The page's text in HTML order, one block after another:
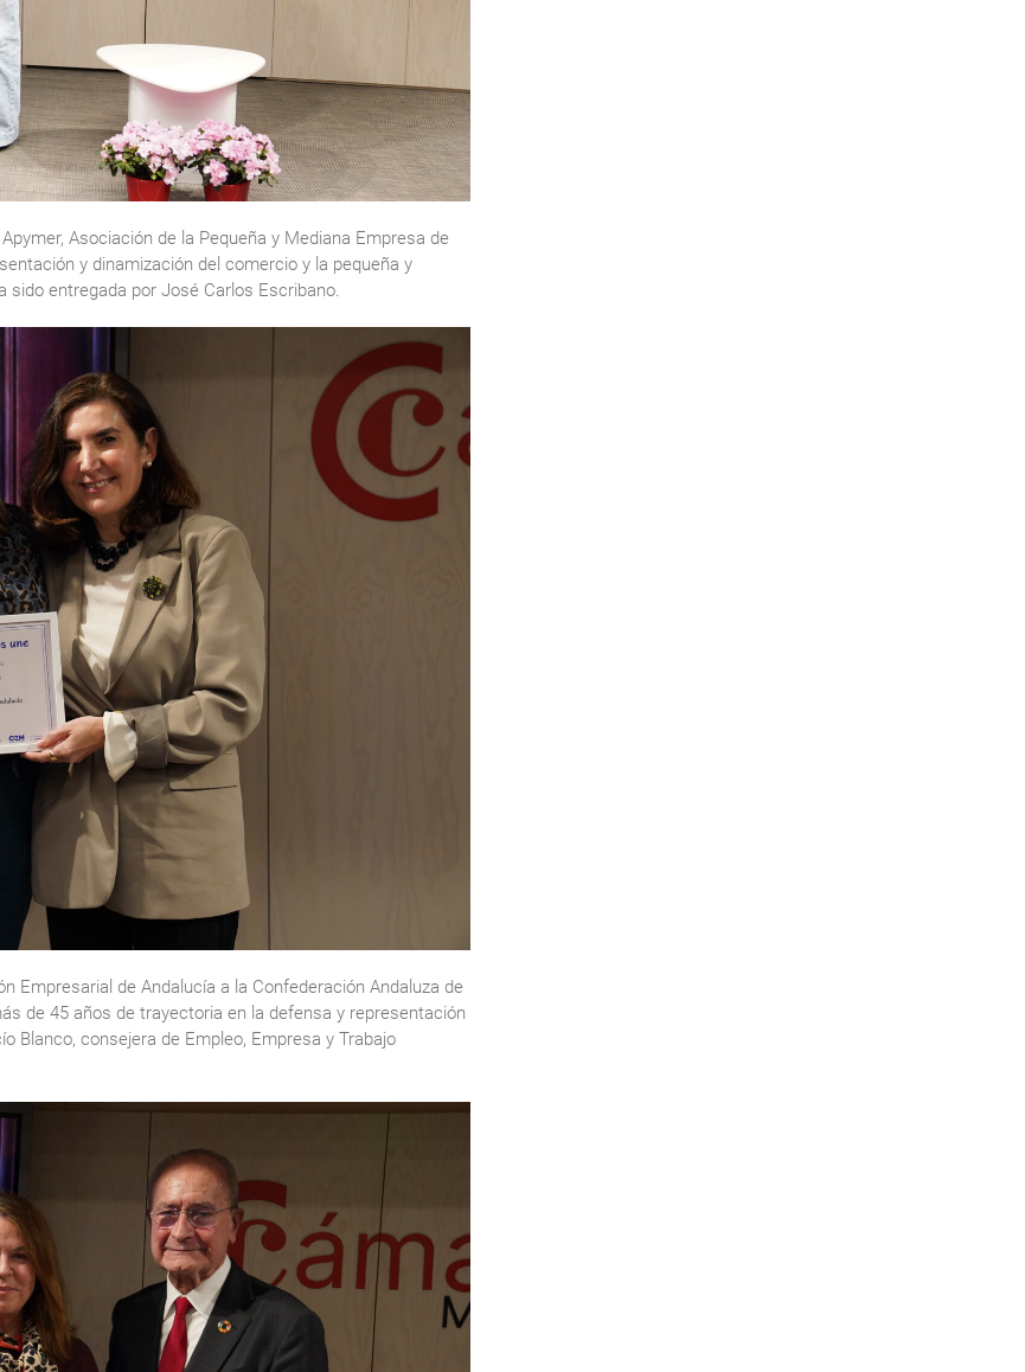
Asociación de la Pequeña y Mediana Empresa de
y dinamización del comercio y la pequeña y
sido entregada por José Carlos Escribano.
Empresarial de Andalucía a la Confederación Andaluza de
de 45 años de trayectoria en la defensa y representación
Blanco, consejera de Empleo, Empresa y Trabajo